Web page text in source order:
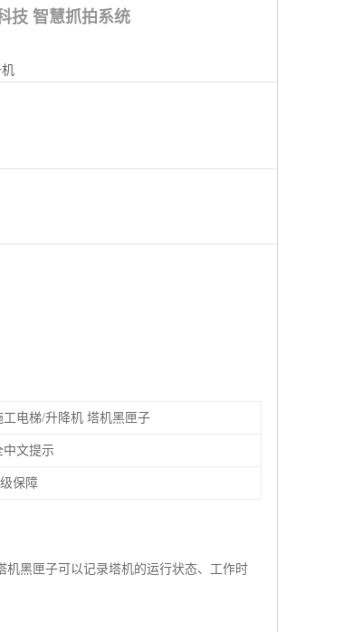
技 智慧抓拍系统
工电梯/升降机 塔机黑匣子
中文提示
保障
黑匣子可以记录塔机的运行状态、工作时